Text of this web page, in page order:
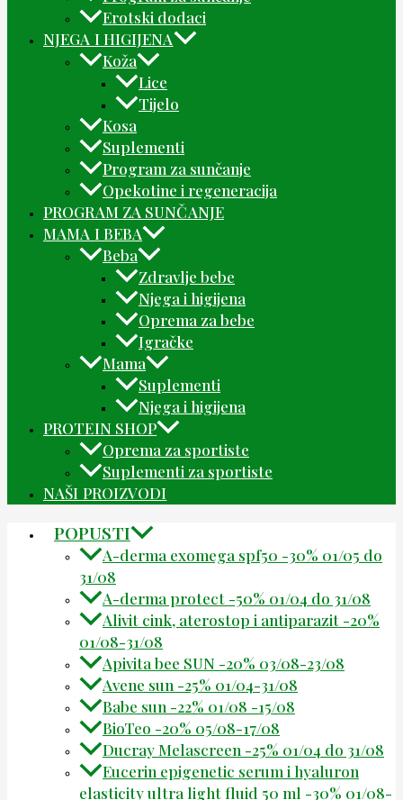
Erotski dodaci
NJEGA I HIGIJENA
Koža
Lice
Tijelo
Kosa
Suplementi
Program za sunčanje
Opekotine i regeneracija
PROGRAM ZA SUNČANJE
MAMA I BEBA
Beba
Zdravlje bebe
Njega i higijena
Oprema za bebe
Igračke
Mama
Suplementi
Njega i higijena
PROTEIN SHOP
Oprema za sportiste
Suplementi za sportiste
NAŠI PROIZVODI
POPUSTI
A-derma exomega spf50 -30% 01/05 do
31/08
A-derma protect -50% 01/04 do 31/08
Alivit cink, aterostop i antiparazit -20%
01/08-31/08
Apivita bee SUN -20% 03/08-23/08
Avene sun -25% 01/04-31/08
Babe sun -22% 01/08 -15/08
BioTeo -20% 05/08-17/08
Ducray Melascreen -25% 01/04 do 31/08
Eucerin epigenetic serum i hyaluron
elasticity ultra light fluid 50 ml -30% 01/08-